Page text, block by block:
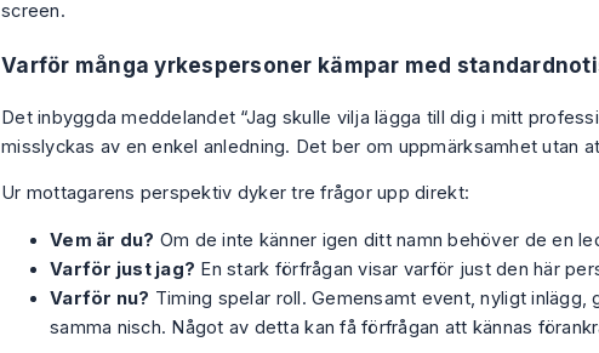
Varför många yrkespersoner kämpar med
Det inbyggda meddelandet “Jag skulle vilja lägga till dig i mitt
misslyckas av en enkel anledning. Det ber om uppmärksamhet utan
Ur mottagarens perspektiv dyker tre frågor upp direkt:
Vem är du? Om de inte känner igen ditt namn behöver de en
Varför just jag? En stark förfrågan visar varför just den här
Varför nu? Timing spelar roll. Gemensamt event, nyligt inlägg,
samma nisch. Något av detta kan få förfrågan att kännas